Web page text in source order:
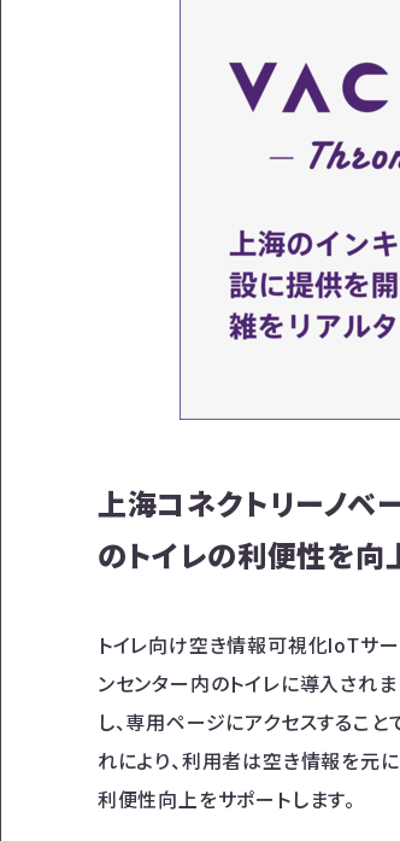
上海コネクトリーノベ
のトイレの利便性を向
トイレ向け空き情報可視化IoTサー
ンセンター内のトイレに導入され
し、専用ページにアクセスするこ
れにより、利用者は空き情報を元
利便性向上をサポートします。